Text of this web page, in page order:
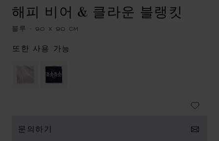
해피 비어 & 클라운 블랭킷
블루 - 90 X 90 CM
또한 사용 가능
문의하기